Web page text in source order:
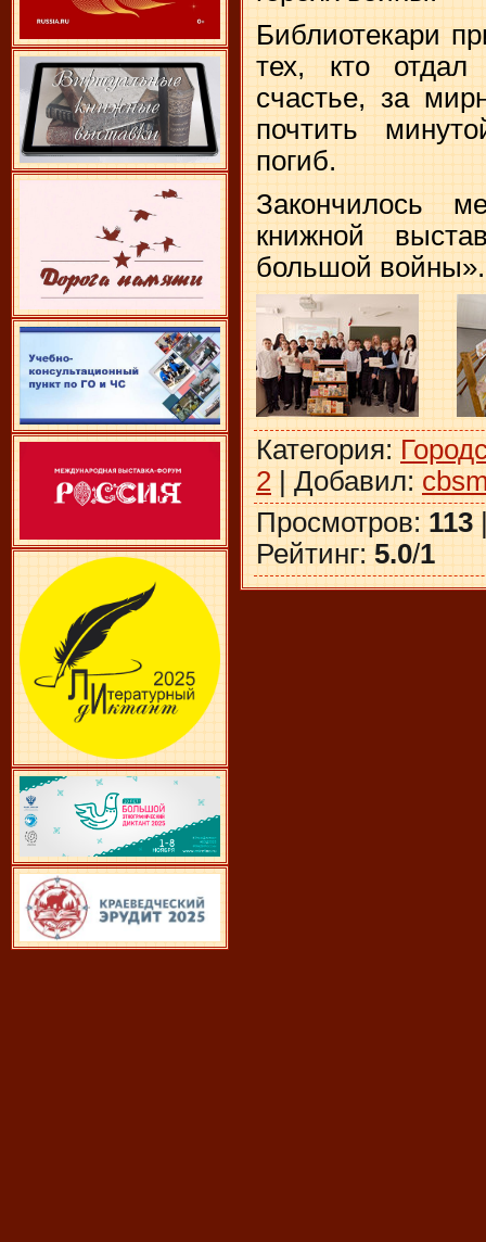
Библиотекари
тех, кто
счастье, за
почтить
погиб.
Закончилось
книжной
большой войны».
Категория:
2 | Добавил:
Просмотров: 113
Рейтинг: 5.0/1